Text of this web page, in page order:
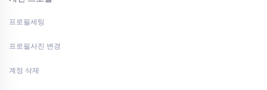
프로필세팅
프로필사진 변경
계정 삭제